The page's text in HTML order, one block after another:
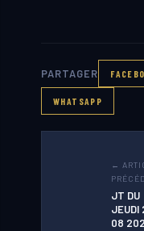
PARTAGER
WHATSAPP
←
JT DU
JEUDI
08